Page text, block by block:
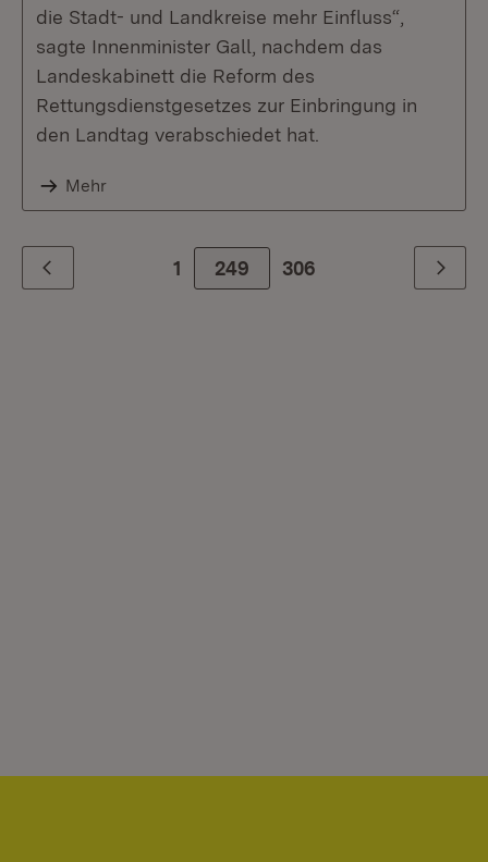
die Stadt- und Landkreise mehr Einfluss“,
sagte Innenminister Gall, nachdem das
Landeskabinett die Reform des
Rettungsdienstgesetzes zur Einbringung in
den Landtag verabschiedet hat.
Mehr
Zurück 1 249 Zur letzte Seite
306 Weiter